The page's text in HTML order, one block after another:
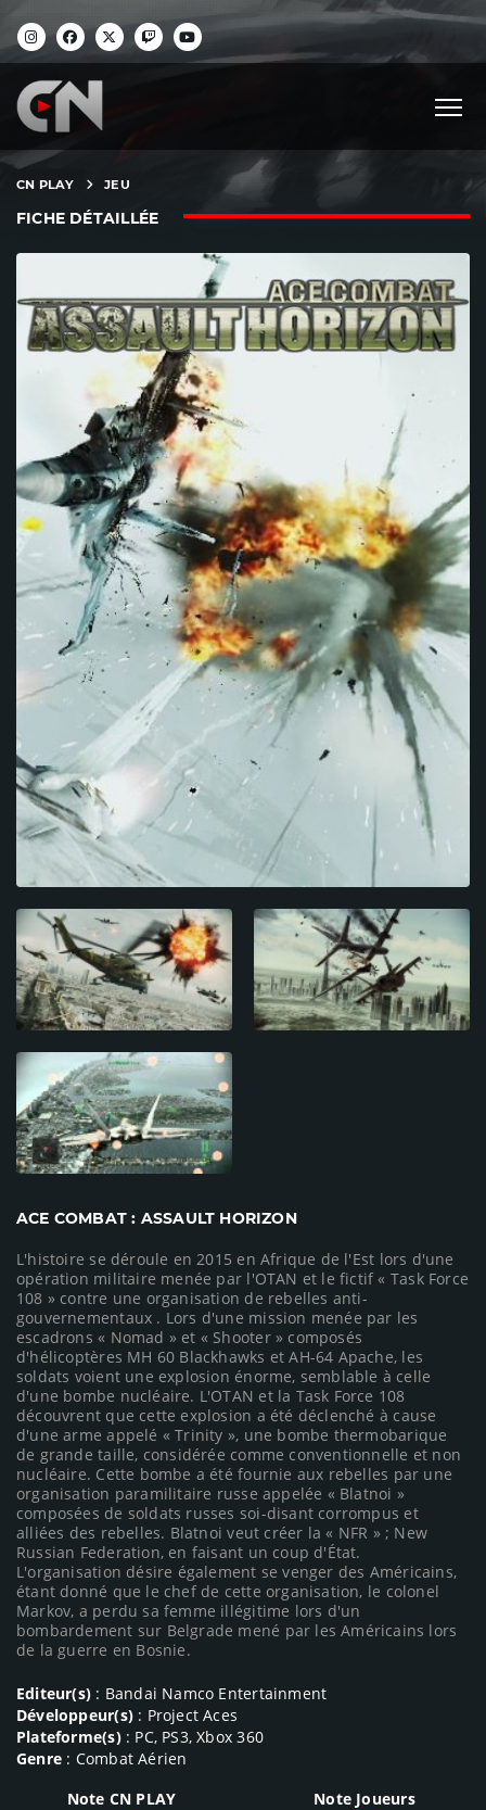
CN PLAY JEU
FICHE DÉTAILLÉE
ACE COMBAT : ASSAULT HORIZON
L'histoire se déroule en 2015 en Afrique de l'Est lors d'une
opération militaire menée par l'OTAN et le fictif « Task Force
108 » contre une organisation de rebelles anti-
gouvernementaux . Lors d'une mission menée par les
escadrons « Nomad » et « Shooter » composés
d'hélicoptères MH 60 Blackhawks et AH-64 Apache, les
soldats voient une explosion énorme, semblable à celle
d'une bombe nucléaire. L'OTAN et la Task Force 108
découvrent que cette explosion a été déclenché à cause
d'une arme appelé « Trinity », une bombe thermobarique
de grande taille, considérée comme conventionnelle et non
nucléaire. Cette bombe a été fournie aux rebelles par une
organisation paramilitaire russe appelée « Blatnoi »
composées de soldats russes soi-disant corrompus et
alliées des rebelles. Blatnoi veut créer la « NFR » ; New
Russian Federation, en faisant un coup d'État.
L'organisation désire également se venger des Américains,
étant donné que le chef de cette organisation, le colonel
Markov, a perdu sa femme illégitime lors d'un
bombardement sur Belgrade mené par les Américains lors
de la guerre en Bosnie.
Editeur(s) : Bandai Namco Entertainment
Développeur(s): Project Aces
Plateforme(s): PC, PS3, Xbox 360
Genre : Combat Aérien
Note CN PLAY
Note Joueurs